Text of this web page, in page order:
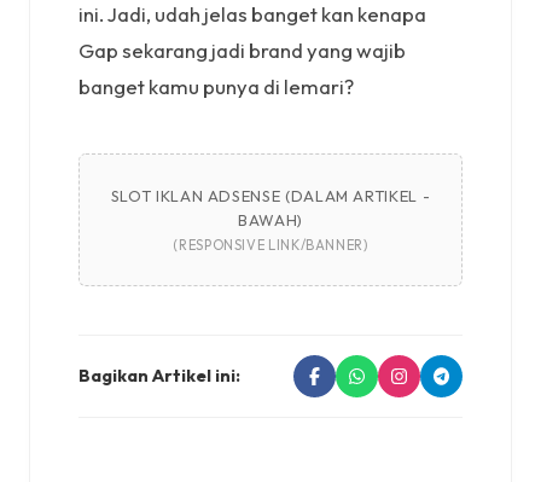
ini. Jadi, udah jelas banget kan kenapa
Gap sekarang jadi brand yang wajib
banget kamu punya di lemari?
SLOT IKLAN ADSENSE (DALAM ARTIKEL -
BAWAH)
(RESPONSIVE LINK/BANNER)
Bagikan Artikel ini: